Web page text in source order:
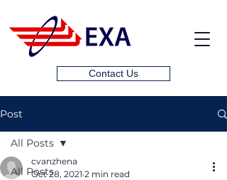
Contact Us
Post
All Posts
All Posts
cvanzhena
Oct 28, 2021 2 min read